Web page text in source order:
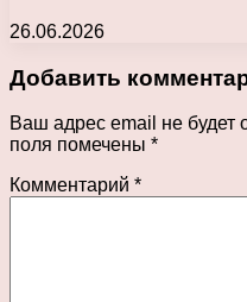
26.06.2026
Добавить
Ваш адрес email не будет
поля помечены *
Комментарий *